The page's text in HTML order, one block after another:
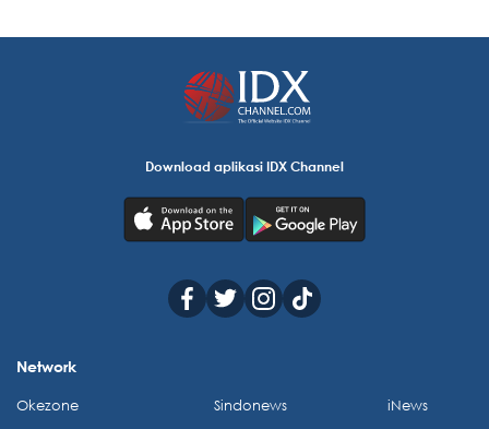
Download aplikasi IDX Channel
Network
Okezone Sindonews iNews